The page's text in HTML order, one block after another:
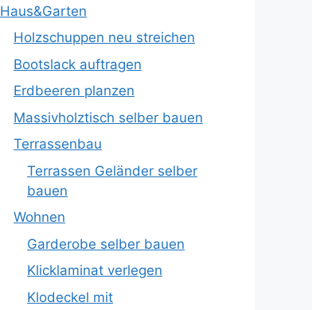
Haus&Garten
Holzschuppen neu streichen
Bootslack auftragen
Erdbeeren planzen
Massivholztisch selber bauen
Terrassenbau
Terrassen Geländer selber
bauen
Wohnen
Garderobe selber bauen
Klicklaminat verlegen
Klodeckel mit